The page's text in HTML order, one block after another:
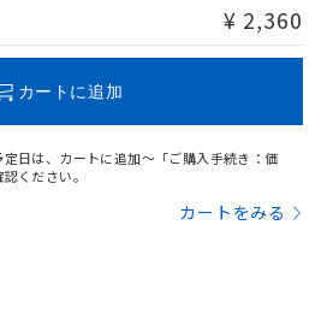
¥ 2,360
カートに追加
日は、カートに追加～「ご購入手続き：価
ください。
カートをみる